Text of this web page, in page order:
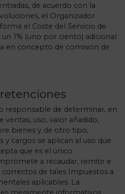
de acuerdo con la
el Organizador
el Coste del Servicio de
1% (uno por ciento) adicional
en concepto de comisión de
responsable de determinar, en
ventas, uso, valor añadido,
bienes y de otro tipo,
y cargos se aplican al uso que
que es el único
a recaudar, remitir e
de tales Impuestos a
aplicables. La